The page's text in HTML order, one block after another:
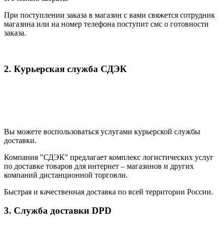
При поступлении заказа в магазин с вами свяжется сотрудник
магазина или на номер телефона поступит смс о готовности
заказа.
2. Курьерская служба СДЭК
Вы можете воспользоваться услугами курьерской службы
доставки.
Компания "СДЭК" предлагает комплекс логистических услуг
по доставке товаров для интернет – магазинов и других
компаний дистанционной торговли.
Быстрая и качественная доставка по всей территории России.
3. Служба доставки DPD